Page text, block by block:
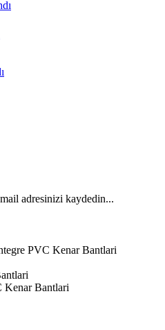
adresinizi kaydedin...
PVC Kenar Bantlari
Kenar Bantlari